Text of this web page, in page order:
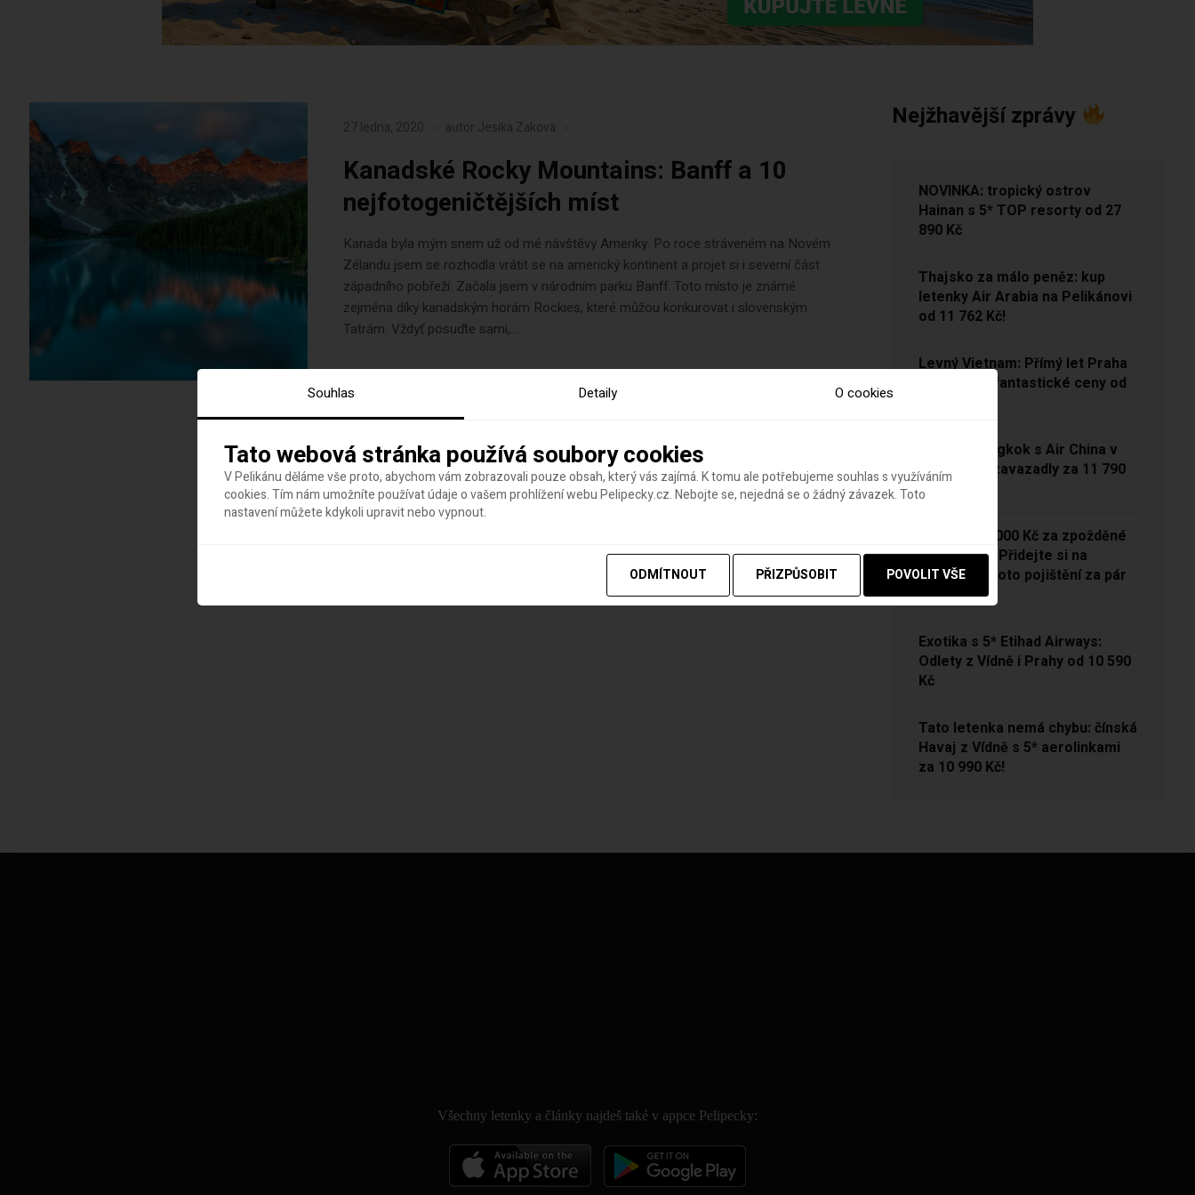
27 ledna, 2020 autor Jesika Zakova
Kanadské Rocky Mountains: Banff a 10
nejfotogeničtějších míst
Kanada byla mým snem už od mé návštěvy Ameriky. Po roce stráveném na Novém
Zélandu jsem se rozhodla vrátit se na americký kontinent a projet si i severní část
západního pobřeží. Začala jsem v národním parku Banff. Toto místo je známé
zejména díky kanadským horám Rockies, které můžou konkurovat i slovenským
Tatrám. Vždyť posuďte sami,...
Nejžhavější zprávy
NOVINKA: tropický ostrov
Hainan s 5* TOP resorty od 27
890 Kč
Thajsko za málo peněz: kup
letenky Air Arabia na Pelikánovi
od 11 762 Kč!
Levný Vietnam: Přímý let Praha
– Hanoj za fantastické ceny od
Vídeň – Bangkok s Air China v
sezóně se zavazadly za 11 790
Kč!
NOVINKA: 5000 Kč za zpožděné
zavazadlo? Přidejte si na
Pelikánovi toto pojištění za pár
korun
Exotika s 5* Etihad Airways:
Odlety z Vídně i Prahy od 10 590
Kč
Tato letenka nemá chybu: čínská
Havaj z Vídně s 5* aerolinkami
za 10 990 Kč!
Všechny letenky a články najdeš také v appce Pelipecky:
Souhlas Detaily O cookies
Tato webová stránka používá soubory cookies
V Pelikánu děláme vše proto, abychom vám zobrazovali pouze obsah, který vás zajímá. K tomu ale potřebujeme souhlas s využíváním
cookies. Tím nám umožníte používat údaje o vašem prohlížení webu Pelipecky.cz. Nebojte se, nejedná se o žádný závazek. Toto
nastavení můžete kdykoli upravit nebo vypnout.
ODMÍTNOUT PŘIZPŮSOBIT POVOLIT VŠE